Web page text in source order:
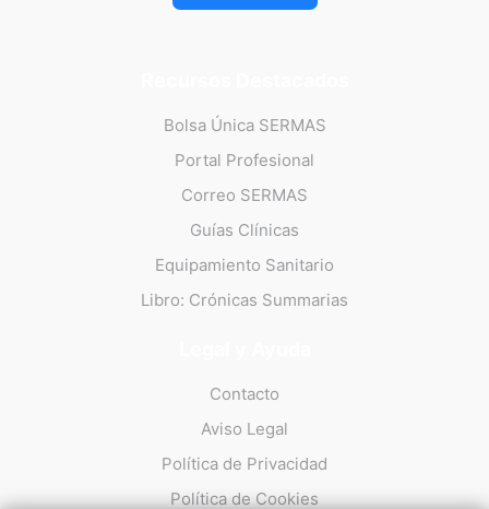
Bolsa Única SERMAS
Portal Profesional
Correo SERMAS
Guías Clínicas
Equipamiento Sanitario
Libro: Crónicas Summarias
Contacto
Aviso Legal
Política de Privacidad
Política de Cookies